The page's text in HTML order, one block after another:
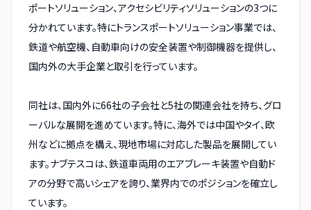
ポートソリューション、アクセシビリティソリューションの3つに
分かれています。特にトランスポートソリューション事業では、
鉄道や航空機、自動車向けの安全装置や制御機器を提供し、
国内外の大手企業と取引を行っています。
同社は、国内外に66社の子会社と5社の関連会社を持ち、グロ
ーバルな展開を進めています。特に、海外では中国やタイ、欧
州などに拠点を構え、現地市場に対応した製品を展開してい
ます。ナブテスコは、鉄道車両用のエアブレーキ装置や自動ド
アの分野で高いシェアを誇り、業界内でのポジションを確立し
ています。